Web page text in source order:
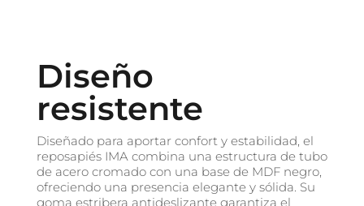
Diseño
resistente
Diseñado para aportar confort y estabilidad, el
reposapiés IMA combina una estructura de tubo
de acero cromado con una base de MDF negro,
ofreciendo una presencia elegante y sólida. Su
goma estribera antideslizante garantiza el